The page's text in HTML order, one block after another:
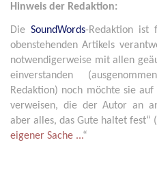
Hinweis der Redaktion:
Die SoundWords-Redaktion ist
obenstehenden Artikels
notwendigerweise mit allen
einverstanden
Redaktion) noch möchte sie
verweisen, die der Autor an
aber alles, das Gute haltet fest“
eigener Sache ...“